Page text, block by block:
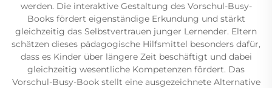
werden. Die interaktive Gestaltung des Vorschul-Busy-
Books fördert eigenständige Erkundung und stärkt
gleichzeitig das Selbstvertrauen junger Lernender. Eltern
schätzen dieses pädagogische Hilfsmittel besonders dafür,
dass es Kinder über längere Zeit beschäftigt und dabei
gleichzeitig wesentliche Kompetenzen fördert. Das
Vorschul-Busy-Book stellt eine ausgezeichnete Alternative